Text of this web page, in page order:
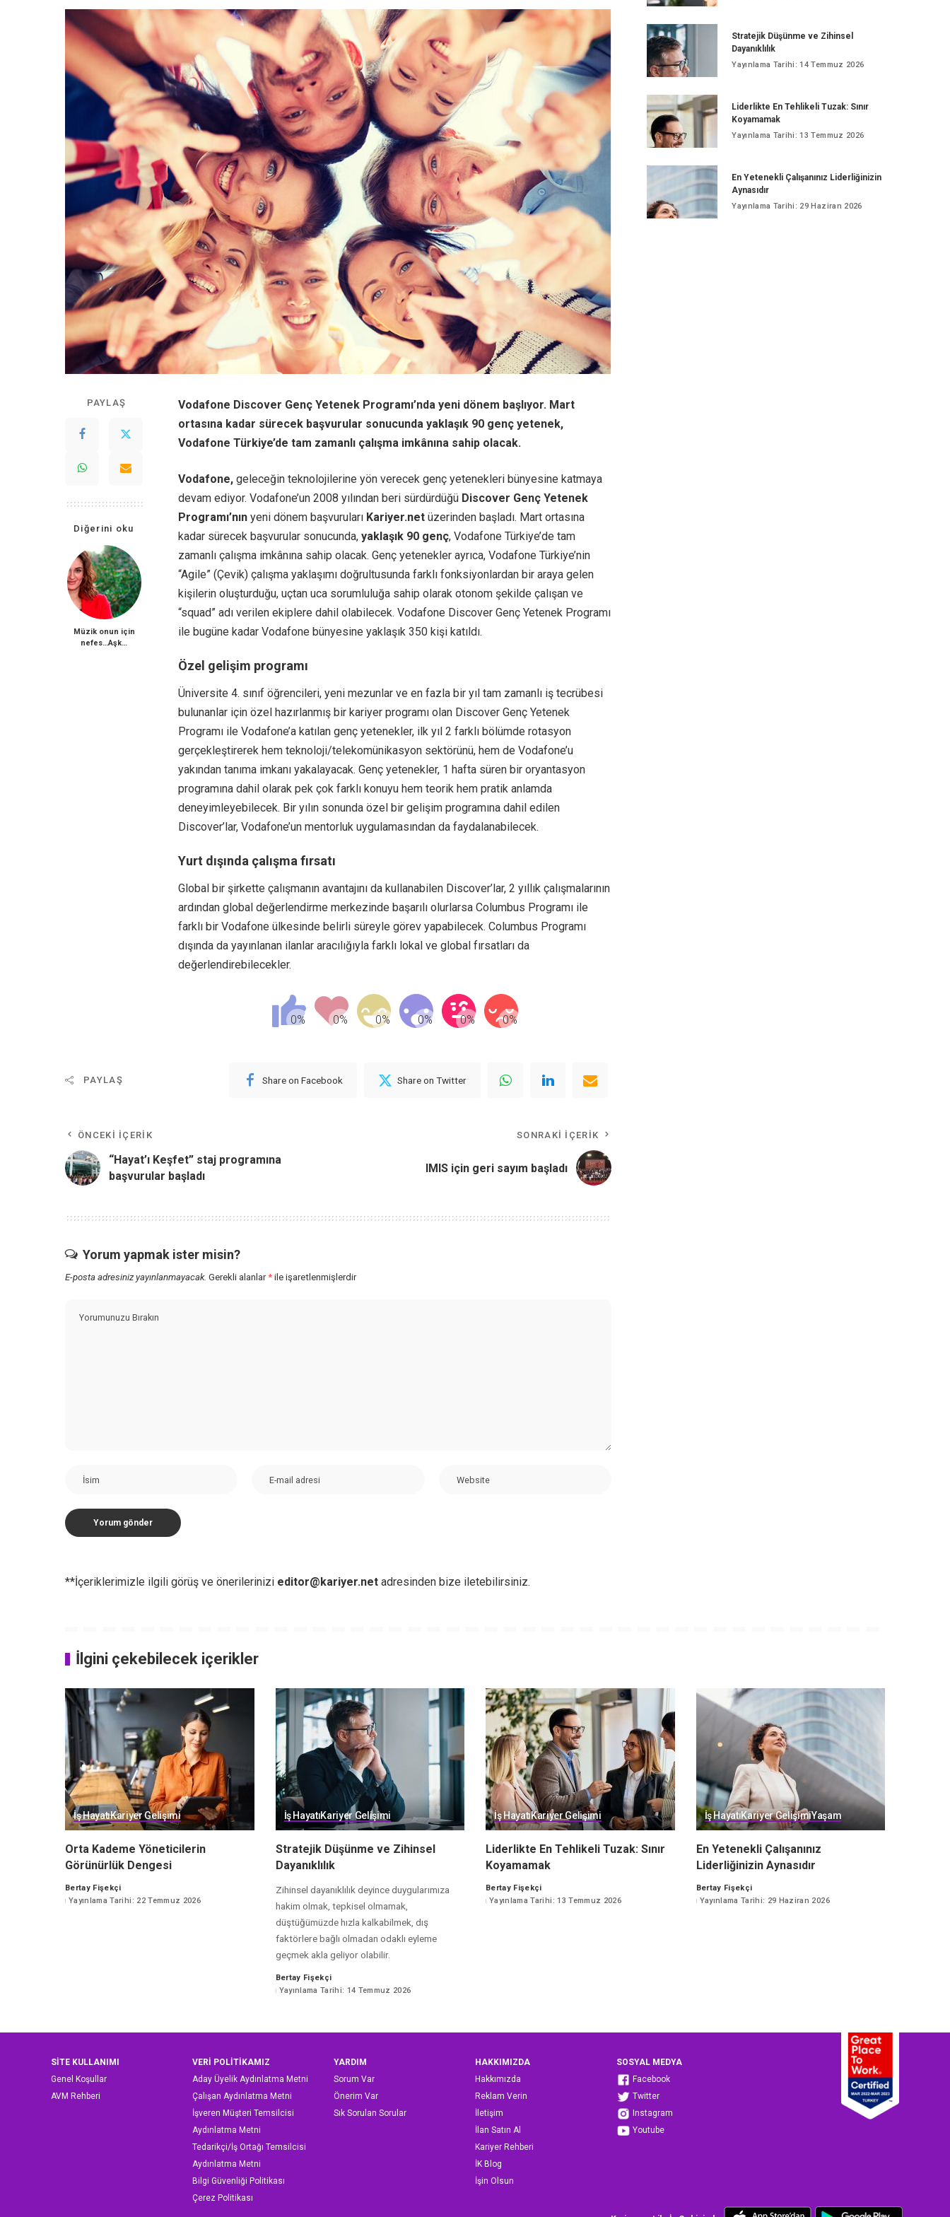
PAYLAŞ
Diğerini oku
Müzik onun için
nefes…Aşk…
Vodafone Discover Genç Yetenek Programı’nda yeni dönem başlıyor. Mart
ortasına kadar sürecek başvurular sonucunda yaklaşık 90 genç yetenek,
Vodafone Türkiye’de tam zamanlı çalışma imkânına sahip olacak.
Vodafone, geleceğin teknolojilerine yön verecek genç yetenekleri bünyesine katmaya
devam ediyor. Vodafone’un 2008 yılından beri sürdürdüğü Discover Genç Yetenek
Programı’nın yeni dönem başvuruları Kariyer.net üzerinden başladı. Mart ortasına
kadar sürecek başvurular sonucunda, yaklaşık 90 genç, Vodafone Türkiye’de tam
zamanlı çalışma imkânına sahip olacak. Genç yetenekler ayrıca, Vodafone Türkiye’nin
“Agile” (Çevik) çalışma yaklaşımı doğrultusunda farklı fonksiyonlardan bir araya gelen
kişilerin oluşturduğu, uçtan uca sorumluluğa sahip olarak otonom şekilde çalışan ve
“squad” adı verilen ekiplere dahil olabilecek. Vodafone Discover Genç Yetenek Programı
ile bugüne kadar Vodafone bünyesine yaklaşık 350 kişi katıldı.
Özel gelişim programı
Üniversite 4. sınıf öğrencileri, yeni mezunlar ve en fazla bir yıl tam zamanlı iş tecrübesi
bulunanlar için özel hazırlanmış bir kariyer programı olan Discover Genç Yetenek
Programı ile Vodafone’a katılan genç yetenekler, ilk yıl 2 farklı bölümde rotasyon
gerçekleştirerek hem teknoloji/telekomünikasyon sektörünü, hem de Vodafone’u
yakından tanıma imkanı yakalayacak. Genç yetenekler, 1 hafta süren bir oryantasyon
programına dahil olarak pek çok farklı konuyu hem teorik hem pratik anlamda
deneyimleyebilecek. Bir yılın sonunda özel bir gelişim programına dahil edilen
Discover’lar, Vodafone’un mentorluk uygulamasından da faydalanabilecek.
Yurt dışında çalışma fırsatı
Global bir şirkette çalışmanın avantajını da kullanabilen Discover’lar, 2 yıllık çalışmalarının
ardından global değerlendirme merkezinde başarılı olurlarsa Columbus Programı ile
farklı bir Vodafone ülkesinde belirli süreyle görev yapabilecek. Columbus Programı
dışında da yayınlanan ilanlar aracılığıyla farklı lokal ve global fırsatları da
değerlendirebilecekler.
PAYLAŞ Share on Facebook Share on Twitter
ÖNCEKI İÇERIK
“Hayat’ı Keşfet” staj programına
başvurular başladı
SONRAKI İÇERIK
IMIS için geri sayım başladı
Yorum yapmak ister misin?
E-posta adresiniz yayınlanmayacak. Gerekli alanlar* ile işaretlenmişlerdir
**İçeriklerimizle ilgili görüş ve önerilerinizi editor@kariyer.net adresinden bize iletebilirsiniz.
Stratejik Düşünme ve Zihinsel
Dayanıklılık
Yayınlama Tarihi: 14 Temmuz 2026
Liderlikte En Tehlikeli Tuzak: Sınır
Koyamamak
Yayınlama Tarihi: 13 Temmuz 2026
En Yetenekli Çalışanınız Liderliğinizin
Aynasıdır
Yayınlama Tarihi: 29 Haziran 2026
İlgini çekebilecek içerikler
İş HayatıKariyer Gelişimi
Orta Kademe Yöneticilerin
Görünürlük Dengesi
Posted
by
Bertay Fişekçi
Yayınlama Tarihi: 22 Temmuz 2026
İş HayatıKariyer Gelişimi
Stratejik Düşünme ve Zihinsel
Dayanıklılık
Zihinsel dayanıklılık deyince duygularımıza
hakim olmak, tepkisel olmamak,
düştüğümüzde hızla kalkabilmek, dış
faktörlere bağlı olmadan odaklı eyleme
geçmek akla geliyor olabilir.
Posted
by
Bertay Fişekçi
Yayınlama Tarihi: 14 Temmuz 2026
İş HayatıKariyer Gelişimi
Liderlikte En Tehlikeli Tuzak: Sınır
Koyamamak
Posted
by
Bertay Fişekçi
Yayınlama Tarihi: 13 Temmuz 2026
İş HayatıKariyer GelişimiYaşam
En Yetenekli Çalışanınız
Liderliğinizin Aynasıdır
Posted
by
Bertay Fişekçi
Yayınlama Tarihi: 29 Haziran 2026
SİTE KULLANIMI
Genel Koşullar
AVM Rehberi
VERİ POLİTİKAMIZ
Aday Üyelik Aydınlatma Metni
Çalışan Aydınlatma Metni
İşveren Müşteri Temsilcisi
Aydınlatma Metni
Tedarikçi/İş Ortağı Temsilcisi
Aydınlatma Metni
Bilgi Güvenliği Politikası
Çerez Politikası
YARDIM
Sorum Var
Önerim Var
Sık Sorulan Sorular
HAKKIMIZDA
Hakkımızda
Reklam Verin
İletişim
İlan Satın Al
Kariyer Rehberi
İK Blog
İşin Olsun
SOSYAL MEDYA
Facebook
Twitter
Instagram
Youtube